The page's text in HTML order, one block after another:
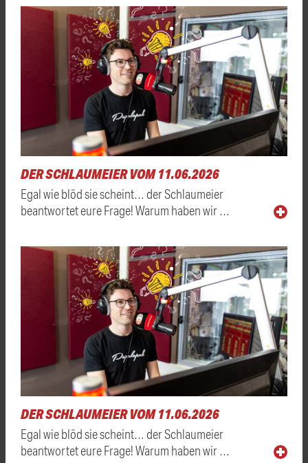
DER SCHLAUMEIER VOM 11.06.2026
Egal wie blöd sie scheint… der Schlaumeier
beantwortet eure Frage! Warum haben wir …
DER SCHLAUMEIER VOM 11.06.2026
Egal wie blöd sie scheint… der Schlaumeier
beantwortet eure Frage! Warum haben wir …